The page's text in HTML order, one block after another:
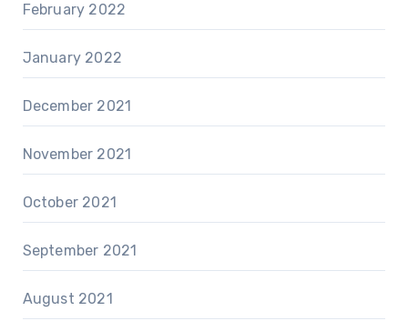
February 2022
January 2022
December 2021
November 2021
October 2021
September 2021
August 2021